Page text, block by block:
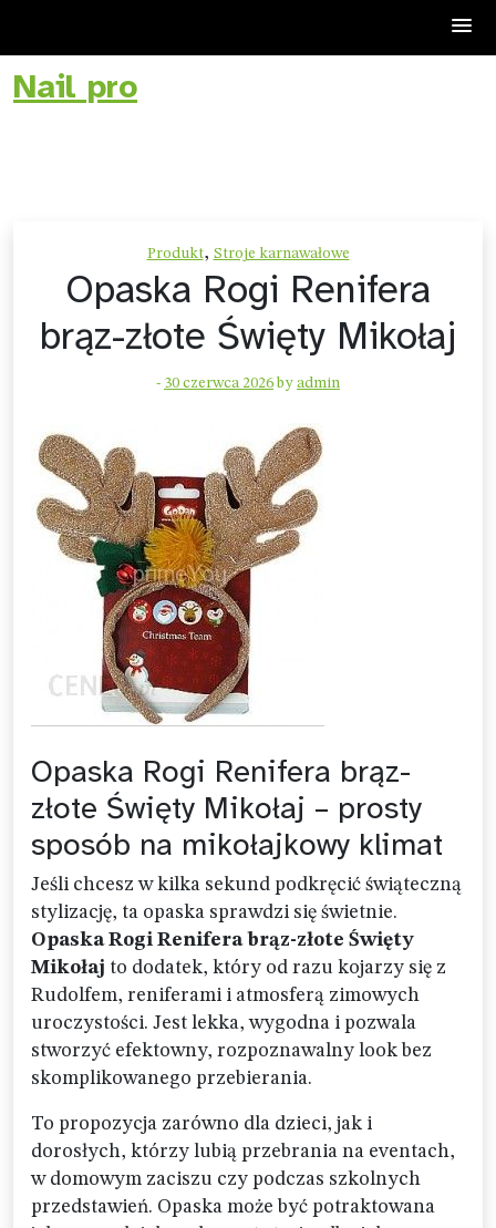
Skip
toNail pro
Produkt, Stroje karnawałowe
Opaska Rogi Renifera
brąz-złote Święty Mikołaj
- 30 czerwca 2026 by admin
Opaska Rogi Renifera brąz-
złote Święty Mikołaj – prosty
sposób na mikołajkowy klimat
Jeśli chcesz w kilka sekund podkręcić świąteczną
stylizację, ta opaska sprawdzi się świetnie.
Opaska Rogi Renifera brąz-złote Święty
Mikołaj to dodatek, który od razu kojarzy się z
Rudolfem, reniferami i atmosferą zimowych
uroczystości. Jest lekka, wygodna i pozwala
stworzyć efektowny, rozpoznawalny look bez
skomplikowanego przebierania.
To propozycja zarówno dla dzieci, jak i
dorosłych, którzy lubią przebrania na eventach,
w domowym zaciszu czy podczas szkolnych
przedstawień. Opaska może być potraktowana